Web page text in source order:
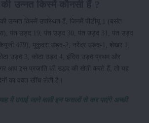
की उन्नत किस्में उपस्थित हैं, जिनमें पीडीयू 1 (बसंत
पंत उड़द 19, पंत उड़द 30, पंत उड़द 31, पंत उड़द
479), मुकुंदरा उड़द-2, नरेंद्र उड़द-1, शेखर 1,
उड़द 3, कोटा उड़द 4, इंदिरा उड़द प्रथम और
आप इस प्रजाति की उड़द की खेती करते हैं, तो यह
का वक्त खींच लेती है।
में उगाई जाने वाली इन फसलों से कर पाएंगे अच्छी